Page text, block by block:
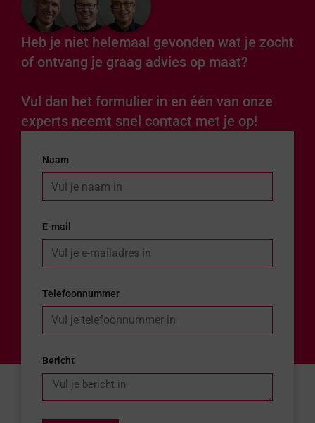
Heb je niet helemaal gevonden wat je zocht
of ontvang je graag advies op maat?
Vul dan het formulier in en één van onze
experts neemt snel contact met je op!
Naam
E-mail
Telefoonnummer
Bericht